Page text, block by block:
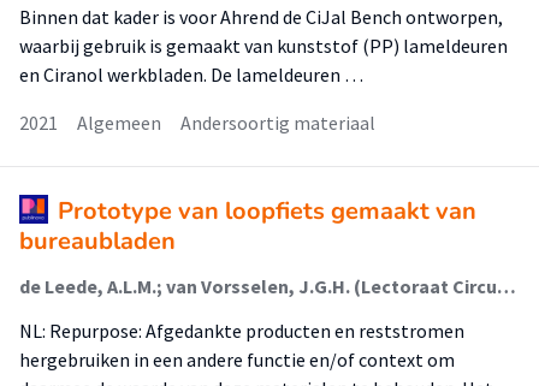
Binnen dat kader is voor Ahrend de CiJal Bench ontworpen,
waarbij gebruik is gemaakt van kunststof (PP) lameldeuren
en Ciranol werkbladen. De lameldeuren …
2021
Algemeen Andersoortig materiaal
Prototype van loopfiets gemaakt van
bureaubladen
de Leede, A.L.M.; van Vorsselen, J.G.H. (Lectoraat Circulair Ontwerpen En Ondernemen); Oskam, I.F. (Lectoraat Circulair Ontwerpen En Ondernemen)
NL: Repurpose: Afgedankte producten en reststromen
hergebruiken in een andere functie en/of context om